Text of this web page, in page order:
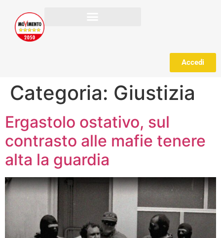
Accedi
Categoria: Giustizia
Ergastolo ostativo, sul
contrasto alle mafie tenere
alta la guardia